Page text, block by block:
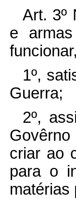
Art. 3º
e
1º,
Guerra;
2º,
criar ao
para o
matérias